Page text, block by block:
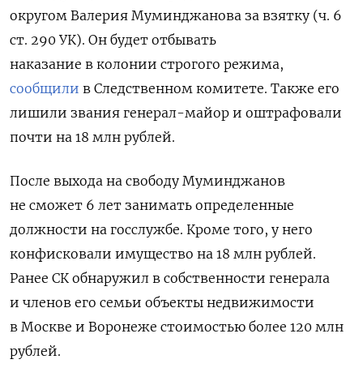
округом Валерия Муминджанова за взятку (ч. 6
ст. 290 УК). Он будет отбывать
наказание в колонии строгого режима,
сообщили в Следственном комитете. Также его
лишили звания генерал-майор и оштрафовали
почти на 18 млн рублей.
После выхода на свободу Муминджанов
не сможет 6 лет занимать определенные
должности на госслужбе. Кроме того, у него
конфисковали имущество на 18 млн рублей.
Ранее СК обнаружил в собственности генерала
и членов его семьи объекты недвижимости
в Москве и Воронеже стоимостью более 120 млн
рублей.